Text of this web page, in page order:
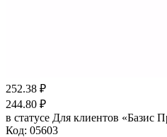
252.38 ₽
244.80 ₽
в статусе Для клиентов «Базис
Код: 05603